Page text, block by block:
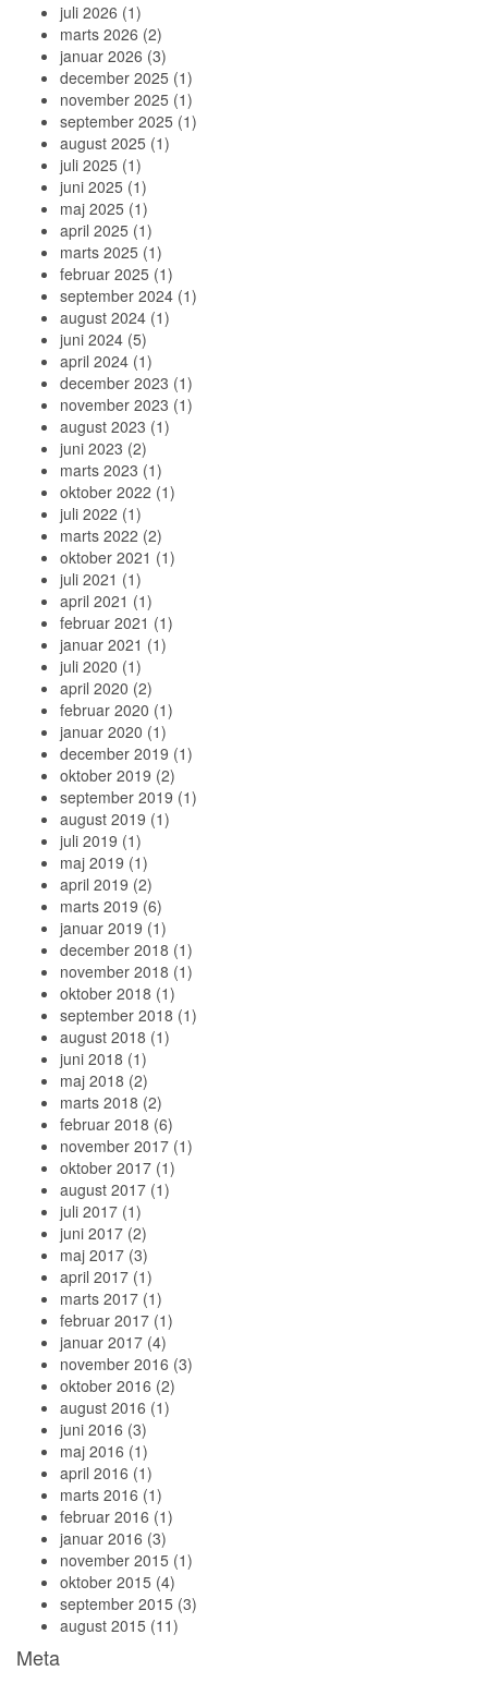
juli 2026 (1)
marts 2026 (2)
januar 2026 (3)
december 2025 (1)
november 2025 (1)
september 2025 (1)
august 2025 (1)
juli 2025 (1)
juni 2025 (1)
maj 2025 (1)
april 2025 (1)
marts 2025 (1)
februar 2025 (1)
september 2024 (1)
august 2024 (1)
juni 2024 (5)
april 2024 (1)
december 2023 (1)
november 2023 (1)
august 2023 (1)
juni 2023 (2)
marts 2023 (1)
oktober 2022 (1)
juli 2022 (1)
marts 2022 (2)
oktober 2021 (1)
juli 2021 (1)
april 2021 (1)
februar 2021 (1)
januar 2021 (1)
juli 2020 (1)
april 2020 (2)
februar 2020 (1)
januar 2020 (1)
december 2019 (1)
oktober 2019 (2)
september 2019 (1)
august 2019 (1)
juli 2019 (1)
maj 2019 (1)
april 2019 (2)
marts 2019 (6)
januar 2019 (1)
december 2018 (1)
november 2018 (1)
oktober 2018 (1)
september 2018 (1)
august 2018 (1)
juni 2018 (1)
maj 2018 (2)
marts 2018 (2)
februar 2018 (6)
november 2017 (1)
oktober 2017 (1)
august 2017 (1)
juli 2017 (1)
juni 2017 (2)
maj 2017 (3)
april 2017 (1)
marts 2017 (1)
februar 2017 (1)
januar 2017 (4)
november 2016 (3)
oktober 2016 (2)
august 2016 (1)
juni 2016 (3)
maj 2016 (1)
april 2016 (1)
marts 2016 (1)
februar 2016 (1)
januar 2016 (3)
november 2015 (1)
oktober 2015 (4)
september 2015 (3)
august 2015 (11)
Meta